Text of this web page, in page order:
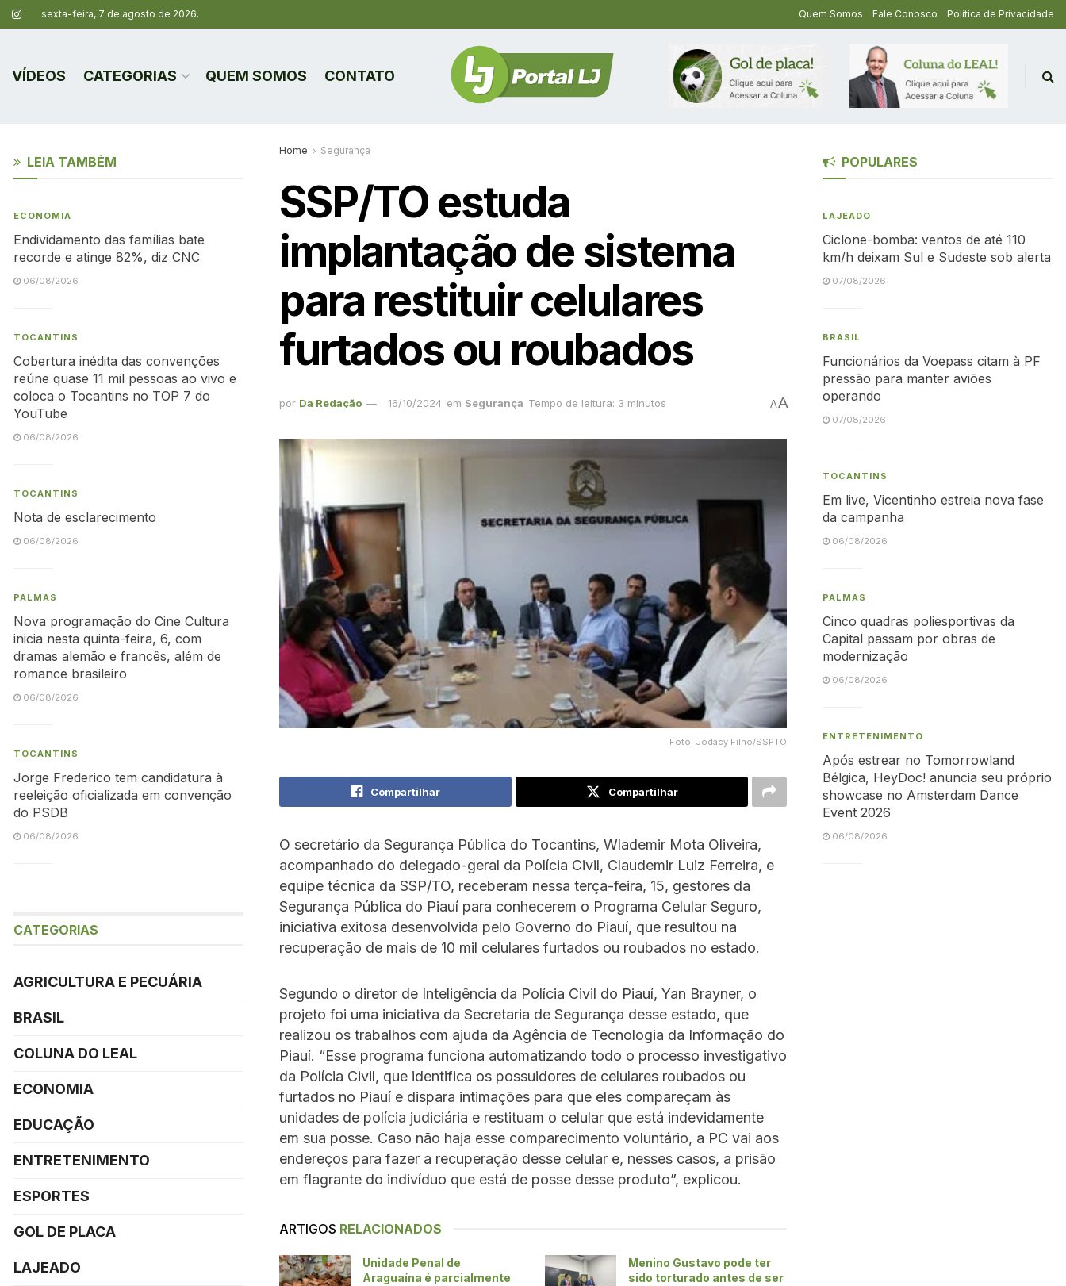
sexta-feira, 7 de agosto de 2026. Quem Somos Fale Conosco Política de Privacidade
VÍDEOS CATEGORIAS QUEM SOMOS CONTATO
Home Segurança
SSP/TO estuda
implantação de sistema
para restituir celulares
furtados ou roubados
por Da Redação 16/10/2024 em Segurança Tempo de leitura: 3 minutos AA
Foto: Jodacy Filho/SSPTO
Compartilhar Compartilhar
O secretário da Segurança Pública do Tocantins, Wlademir Mota Oliveira,
acompanhado do delegado-geral da Polícia Civil, Claudemir Luiz Ferreira, e
equipe técnica da SSP/TO, receberam nessa terça-feira, 15, gestores da
Segurança Pública do Piauí para conhecerem o Programa Celular Seguro,
iniciativa exitosa desenvolvida pelo Governo do Piauí, que resultou na
recuperação de mais de 10 mil celulares furtados ou roubados no estado.
Segundo o diretor de Inteligência da Polícia Civil do Piauí, Yan Brayner, o
projeto foi uma iniciativa da Secretaria de Segurança desse estado, que
realizou os trabalhos com ajuda da Agência de Tecnologia da Informação do
Piauí. “Esse programa funciona automatizando todo o processo investigativo
da Polícia Civil, que identifica os possuidores de celulares roubados ou
furtados no Piauí e dispara intimações para que eles compareçam às
unidades de polícia judiciária e restituam o celular que está indevidamente
em sua posse. Caso não haja esse comparecimento voluntário, a PC vai aos
endereços para fazer a recuperação desse celular e, nesses casos, a prisão
em flagrante do indivíduo que está de posse desse produto”, explicou.
ARTIGOS RELACIONADOS
Unidade Penal de
Araguaína é parcialmente
Menino Gustavo pode ter
sido torturado antes de ser
LEIA TAMBÉM
ECONOMIA
Endividamento das famílias bate
recorde e atinge 82%, diz CNC
06/08/2026
TOCANTINS
Cobertura inédita das convenções
reúne quase 11 mil pessoas ao vivo e
coloca o Tocantins no TOP 7 do
YouTube
06/08/2026
TOCANTINS
Nota de esclarecimento
06/08/2026
PALMAS
Nova programação do Cine Cultura
inicia nesta quinta-feira, 6, com
dramas alemão e francês, além de
romance brasileiro
06/08/2026
TOCANTINS
Jorge Frederico tem candidatura à
reeleição oficializada em convenção
do PSDB
06/08/2026
CATEGORIAS
AGRICULTURA E PECUÁRIA
BRASIL
COLUNA DO LEAL
ECONOMIA
EDUCAÇÃO
ENTRETENIMENTO
ESPORTES
GOL DE PLACA
LAJEADO
POPULARES
LAJEADO
Ciclone-bomba: ventos de até 110
km/h deixam Sul e Sudeste sob alerta
07/08/2026
BRASIL
Funcionários da Voepass citam à PF
pressão para manter aviões
operando
07/08/2026
TOCANTINS
Em live, Vicentinho estreia nova fase
da campanha
06/08/2026
PALMAS
Cinco quadras poliesportivas da
Capital passam por obras de
modernização
06/08/2026
ENTRETENIMENTO
Após estrear no Tomorrowland
Bélgica, HeyDoc! anuncia seu próprio
showcase no Amsterdam Dance
Event 2026
06/08/2026